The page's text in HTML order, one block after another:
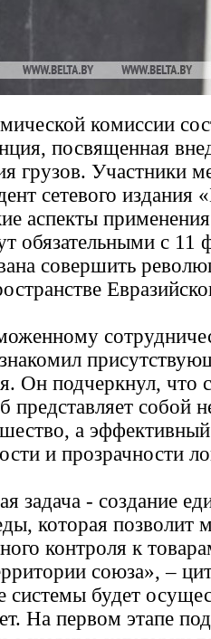
комиссии
посвященная
грузов. Участники
сетевого издания
аспекты
обязательными с 11
совершить
Он подчеркнул, что
представляет собой
а
и прозрачности
задача - создание
которая позволит
контроля к
союза», –
будет
На первом этапе